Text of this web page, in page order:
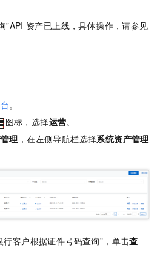
”API 资产已上线，具体操作，请参见
。
图标，选择运营。
理 ，在左侧导航栏选择系统资产管理
行客户根据证件号码查询”，单击查